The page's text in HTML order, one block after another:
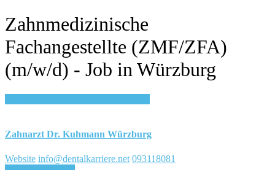
Zahnmedizinische
Fachangestellte (ZMF/ZFA)
(m/w/d) - Job in Würzburg
Zahnarzt Dr. Kuhmann Würzburg
Website info@dentalkarriere.net 093118081